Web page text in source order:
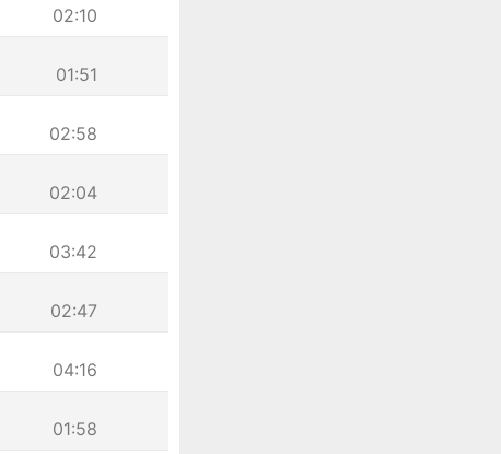
02:10
01:51
02:58
02:04
03:42
02:47
04:16
01:58